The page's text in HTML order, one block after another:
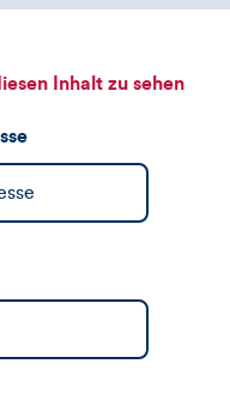
sehen
Inhalt zu sehen